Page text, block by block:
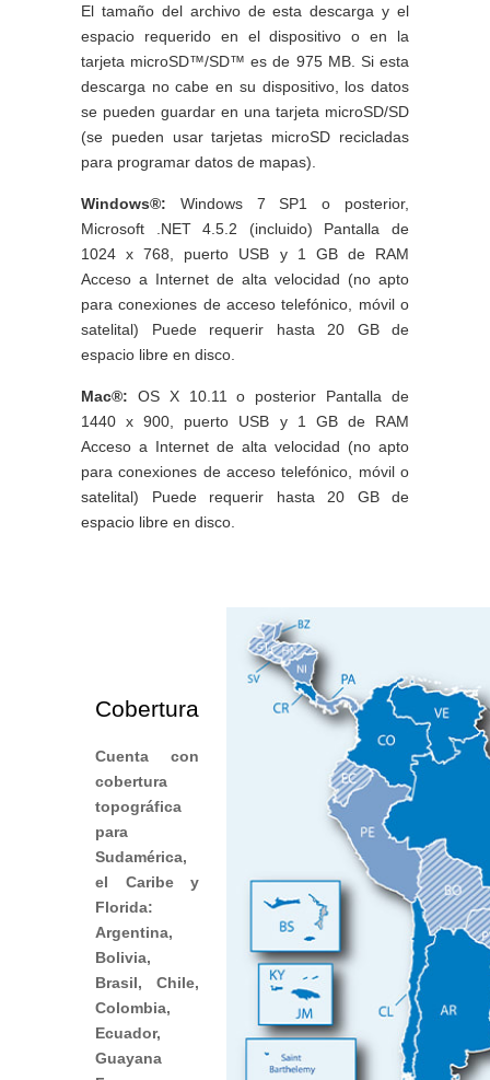
El tamaño del archivo de esta descarga y el
espacio requerido en el dispositivo o en la
tarjeta microSD™/SD™ es de 975 MB. Si esta
descarga no cabe en su dispositivo, los datos
se pueden guardar en una tarjeta microSD/SD
(se pueden usar tarjetas microSD recicladas
para programar datos de mapas).
Windows®: Windows 7 SP1 o posterior,
Microsoft .NET 4.5.2 (incluido) Pantalla de
1024 x 768, puerto USB y 1 GB de RAM
Acceso a Internet de alta velocidad (no apto
para conexiones de acceso telefónico, móvil o
satelital) Puede requerir hasta 20 GB de
espacio libre en disco.
Mac®: OS X 10.11 o posterior Pantalla de
1440 x 900, puerto USB y 1 GB de RAM
Acceso a Internet de alta velocidad (no apto
para conexiones de acceso telefónico, móvil o
satelital) Puede requerir hasta 20 GB de
espacio libre en disco.
Cobertura
Cuenta con
cobertura
topográfica
para
Sudamérica,
el Caribe y
Florida:
Argentina,
Bolivia,
Brasil, Chile,
Colombia,
Ecuador,
Guayana